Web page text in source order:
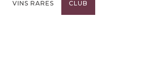
VINS RARES CLUB